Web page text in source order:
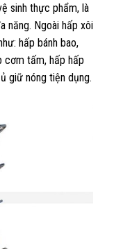
sinh thực phẩm, là
năng. Ngoài hấp xôi
hấp bánh bao,
cơm tấm, hấp hấp
giữ nóng tiện dụng.